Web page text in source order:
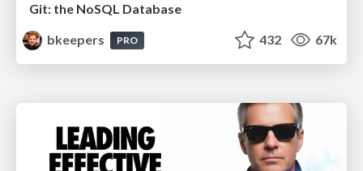
Git: the NoSQL Database
bkeepers
PRO 432 67k